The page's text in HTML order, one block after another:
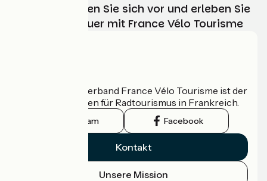
Wählen, bereiten Sie sich vor und erleben Sie
Ihr Radabenteuer mit France Vélo Tourisme
Der nationale Verband France Vélo Tourisme ist der
offizielle Leitfaden für Radtourismus in Frankreich.
Instagram Facebook
Kontakt
Unsere Mission